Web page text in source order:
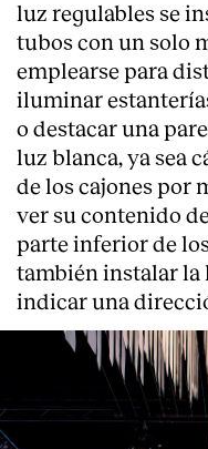
luz regulables se
tubos con un solo
emplearse para
iluminar
o destacar una
luz blanca, ya sea
de los cajones por
ver su contenido
parte inferior de
también instalar la
indicar una